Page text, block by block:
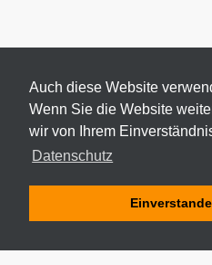
Auch diese Website
Wenn Sie die Website
wir von Ihrem
Datenschutz
© 2026 ODEKI - ALLE